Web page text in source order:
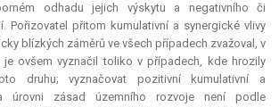
odhadu jejich výskytu a negativního či
Pořizovatel přitom kumulativní a synergické vlivy
blízkých záměrů ve všech případech zvažoval, v
ovšem vyznačil toliko v případech, kde hrozily
druhu; vyznačovat pozitivní kumulativní a
úrovni zásad územního rozvoje není podle